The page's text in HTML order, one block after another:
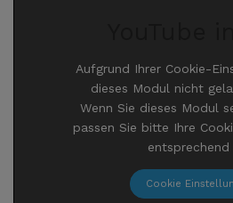
Aufgrund Ihrer Cookie-
dieses Modul nicht
Wenn Sie dieses Modul
passen Sie bitte Ihre
entsprechend
Cookie